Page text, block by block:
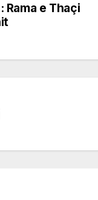
e Thaçi